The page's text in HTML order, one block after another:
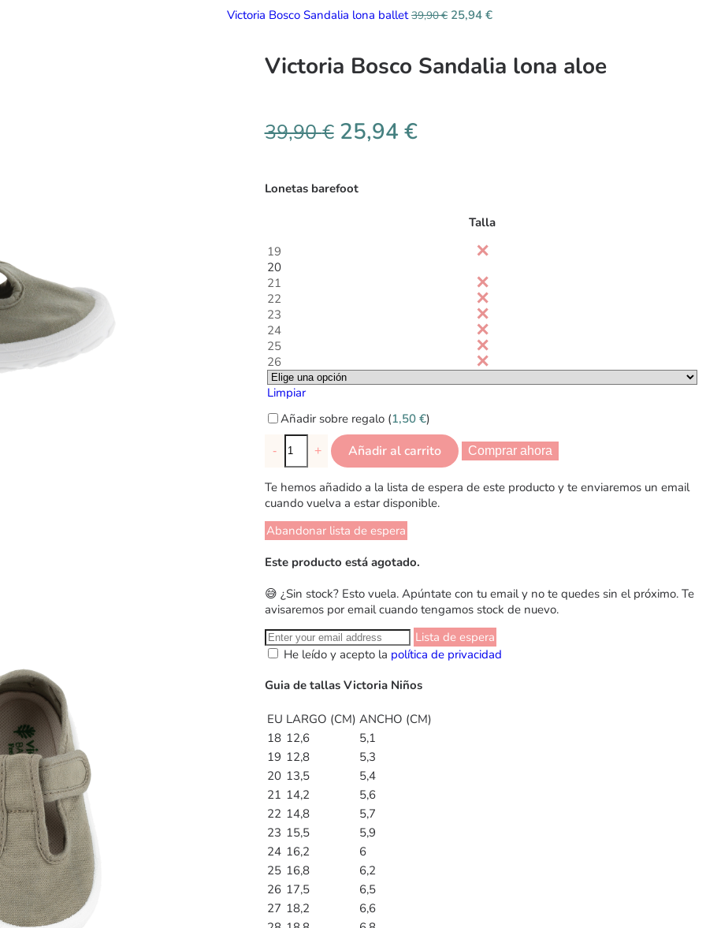
Victoria Bosco Sandalia lona ballet39,90€ 25,94 €
Victoria Bosco Sandalia lona aloe
39,90€ 25,94 €
Lonetas barefoot
Talla
19
20
21
22
23
24
25
26
Limpiar
Añadir sobre regalo (1,50 €)
- + Añadir al carrito Comprar ahora
Te hemos añadido a la lista de espera de este producto y te enviaremos un email
cuando vuelva a estar disponible.
Abandonar lista de espera
Este producto está agotado.
😅 ¿Sin stock? Esto vuela. Apúntate con tu email y no te quedes sin el próximo. Te
avisaremos por email cuando tengamos stock de nuevo.
Lista de espera
He leído y acepto la política de privacidad
Guia de tallas Victoria Niños
EU LARGO (CM) ANCHO (CM)
18 12,6
5,1
19 12,8
5,3
20 13,5
5,4
21 14,2
5,6
22 14,8
5,7
23 15,5
5,9
24 16,2
6
25 16,8
6,2
26 17,5
6,5
27 18,2
6,6